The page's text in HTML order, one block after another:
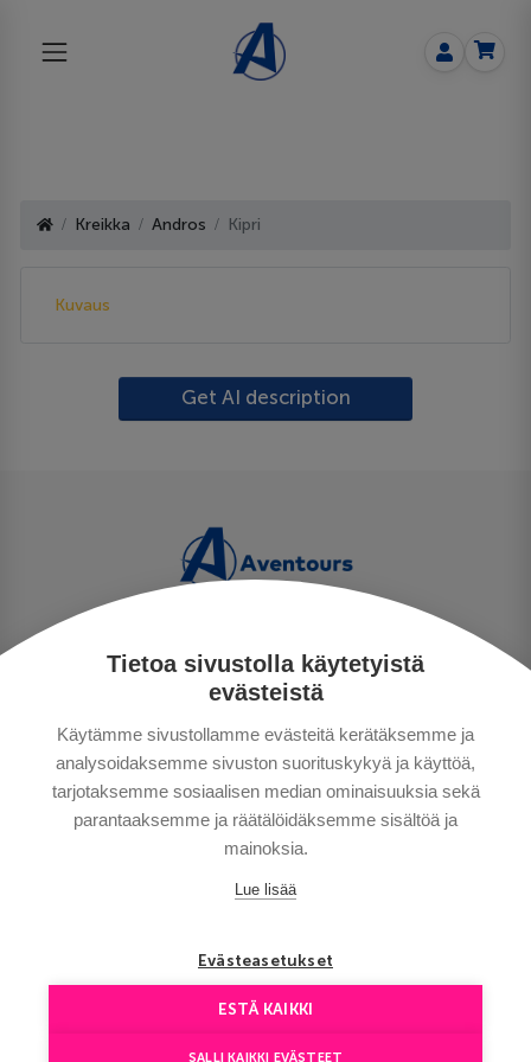
Tietoa sivustolla käytetyistä
evästeistä
Käytämme sivustollamme evästeitä kerätäksemme ja
analysoidaksemme sivuston suorituskykyä ja käyttöä,
tarjotaksemme sosiaalisen median ominaisuuksia sekä
parantaaksemme ja räätälöidäksemme sisältöä ja
mainoksia.
Lue lisää
Evästeasetukset
ESTÄ KAIKKI
SALLI KAIKKI EVÄSTEET
Kreikka Andros Kipri
Kuvaus
Get AI description
TIETOSUOJA
MAKSUTAVAT
MATKAEHDOT
HYVÄ TIETÄÄ
YHTEYSTIEDOT
Сopyright © Aventours 2026